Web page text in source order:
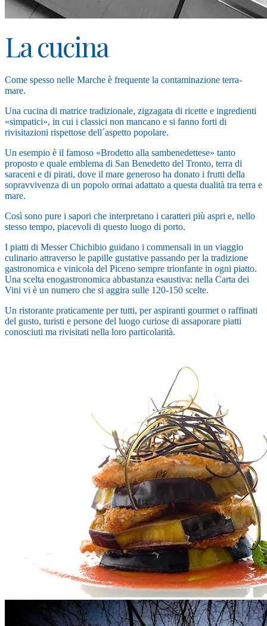
La cucina
Come spesso nelle Marche è frequente la contaminazione terra-
mare.
Una cucina di matrice tradizionale, zigzagata di ricette e ingredienti
«simpatici», in cui i classici non mancano e si fanno forti di
rivisitazioni rispettose dell´aspetto popolare.
Un esempio è il famoso «Brodetto alla sambenedettese» tanto
proposto e quale emblema di San Benedetto del Tronto, terra di
saraceni e di pirati, dove il mare generoso ha donato i frutti della
sopravvivenza di un popolo ormai adattato a questa dualità tra terra e
mare.
Così sono pure i sapori che interpretano i caratteri più aspri e, nello
stesso tempo, piacevoli di questo luogo di porto.
I piatti di Messer Chichibio guidano i commensali in un viaggio
culinario attraverso le papille gustative passando per la tradizione
gastronomica e vinicola del Piceno sempre trionfante in ogni piatto.
Una scelta enogastronomica abbastanza esaustiva: nella Carta dei
Vini vi è un numero che si aggira sulle 120-150 scelte.
Un ristorante praticamente per tutti, per aspiranti gourmet o raffinati
del gusto, turisti e persone del luogo curiose di assaporare piatti
conosciuti ma rivisitati nella loro particolarità.